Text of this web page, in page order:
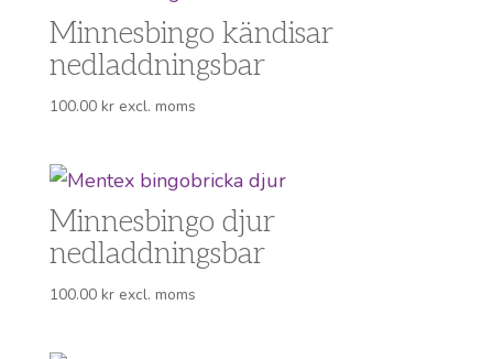
Minnesbingo kändisar
nedladdningsbar
100.00 krexcl. moms
Minnesbingo djur
nedladdningsbar
100.00 krexcl. moms